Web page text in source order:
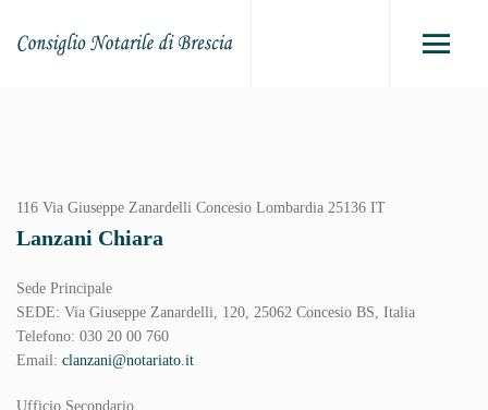
116 Via Giuseppe Zanardelli Concesio Lombardia 25136 IT
Lanzani Chiara
Sede Principale
SEDE: Via Giuseppe Zanardelli, 120, 25062 Concesio BS, Italia
Telefono: 030 20 00 760
Email: clanzani@notariato.it
Ufficio Secondario